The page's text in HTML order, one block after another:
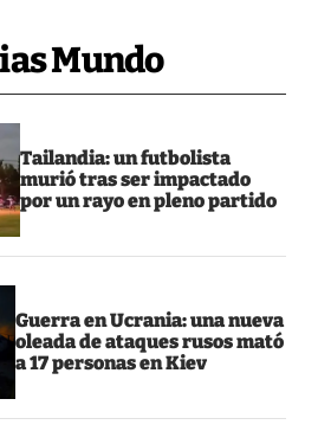
Mundo
Tailandia: un futbolista
murió tras ser impactado
por un rayo en pleno partido
Guerra en Ucrania: una nueva
oleada de ataques rusos mató
a 17 personas en Kiev